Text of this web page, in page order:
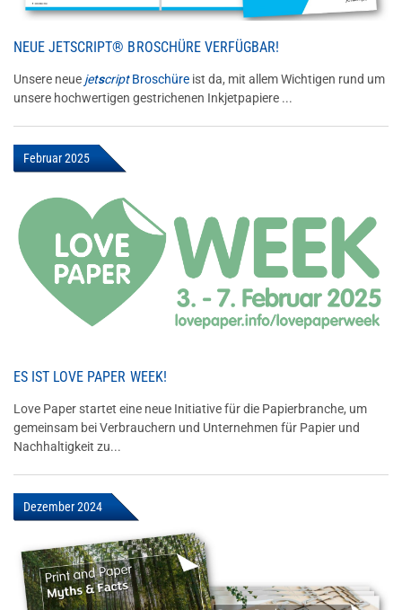
NEUE JETSCRIPT® BROSCHÜRE VERFÜGBAR!
Unsere neue jetscriptBroschüre ist da, mit allem Wichtigen rund um
unsere hochwertigen gestrichenen Inkjetpapiere ...
Februar 2025
ES IST LOVE PAPER WEEK!
Love Paper startet eine neue Initiative für die Papierbranche, um
gemeinsam bei Verbrauchern und Unternehmen für Papier und
Nachhaltigkeit zu...
Dezember 2024